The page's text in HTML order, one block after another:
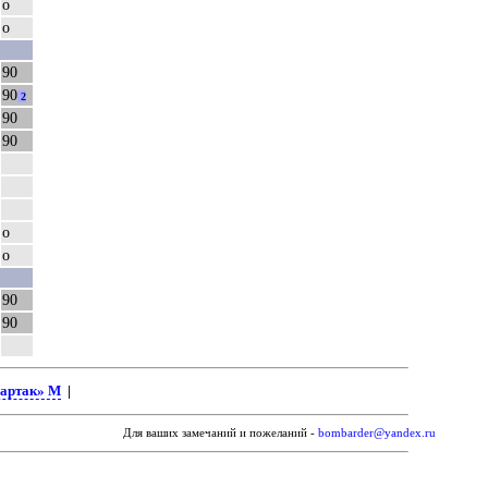
о
о
90
902
90
90
о
о
90
90
М|
Для ваших замечаний и пожеланий - bombarder@yandex.ru